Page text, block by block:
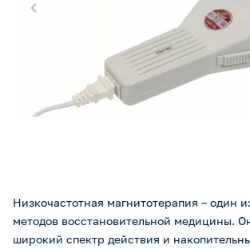
Низкочастотная магнитотерапия – один
методов восстановительной медицины.
широкий спектр действия и